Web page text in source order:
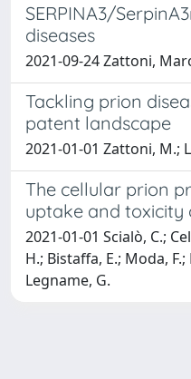
SERPINA3/
diseases
2021-09-24 Zattoni,
Tackling prion
patent landscape
2021-01-01 Zattoni, M.;
The cellular prion
uptake and toxicity
2021-01-01 Scialò, C.;
H.; Bistaffa, E.; Moda,
Legname, G.